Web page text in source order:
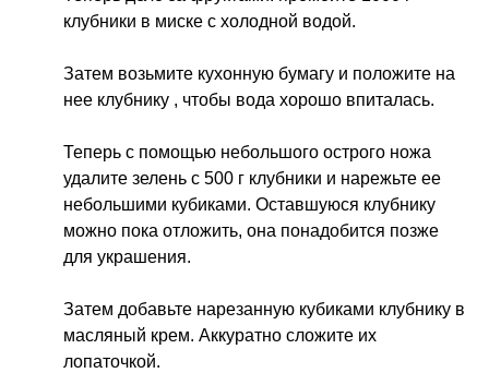
клубники в миске с холодной водой.
Затем возьмите кухонную бумагу и положите на
нее клубнику , чтобы вода хорошо впиталась.
Теперь с помощью небольшого острого ножа
удалите зелень с 500 г клубники и нарежьте ее
небольшими кубиками. Оставшуюся клубнику
можно пока отложить, она понадобится позже
для украшения.
Затем добавьте нарезанную кубиками клубнику в
масляный крем. Аккуратно сложите их
лопаточкой.